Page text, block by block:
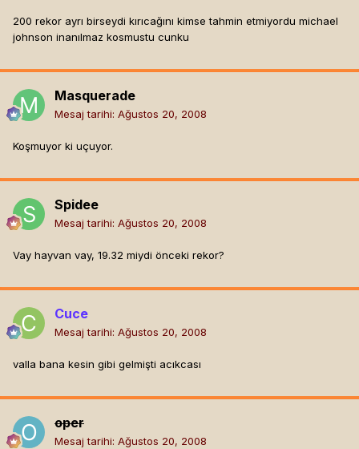
200 rekor ayrı birseydi kırıcağını kimse tahmin etmiyordu michael
johnson inanılmaz kosmustu cunku
Masquerade
Mesaj tarihi: Ağustos 20, 2008
Koşmuyor ki uçuyor.
Spidee
Mesaj tarihi: Ağustos 20, 2008
Vay hayvan vay, 19.32 miydi önceki rekor?
Cuce
Mesaj tarihi: Ağustos 20, 2008
valla bana kesin gibi gelmişti acıkcası
oper
Mesaj tarihi: Ağustos 20, 2008